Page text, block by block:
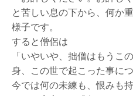
と苦しい息の下から、何か
様子です。
すると僧侶は
「いやいや、拙僧はもうこ
身、この世で起こった事に
今では何の未練も、恨みも